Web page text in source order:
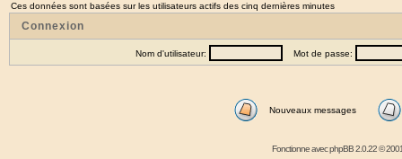
Ces données sont basées sur les utilisateurs actifs des cinq dernières minutes
Connexion
Nom d'utilisateur: Mot de passe:
Nouveaux messages
Fonctionne avecphpBB2.0.22 ©